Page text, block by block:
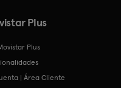
Plus
Plus
| Área Cliente